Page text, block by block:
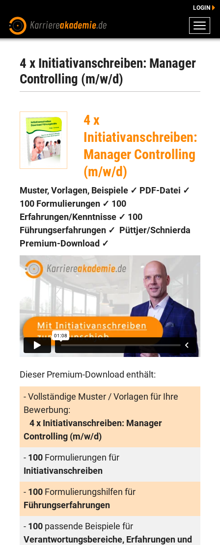
DOWNLOADS
ENGLISCHE DOWNLOADS
BERATUNG
LOGIN
4 x Initiativanschreiben: Manager
Controlling (m/w/d)
4 x
Initiativanschreiben:
Manager Controlling
(m/w/d)
Muster, Vorlagen, Beispiele ✓ PDF-Datei ✓
100 Formulierungen ✓ 100
Erfahrungen/Kenntnisse ✓ 100
Führungserfahrungen ✓
Püttjer/Schnierda
Premium-Download ✓
Dieser Premium-Download enthält:
- Vollständige Muster / Vorlagen für Ihre
Bewerbung:
4 x Initiativanschreiben: Manager
Controlling (m/w/d)
- 100 Formulierungen für
Initiativanschreiben
- 100 Formulierungshilfen für
Führungserfahrungen
- 100 passende Beispiele für
Verantwortungsbereiche, Erfahrungen und